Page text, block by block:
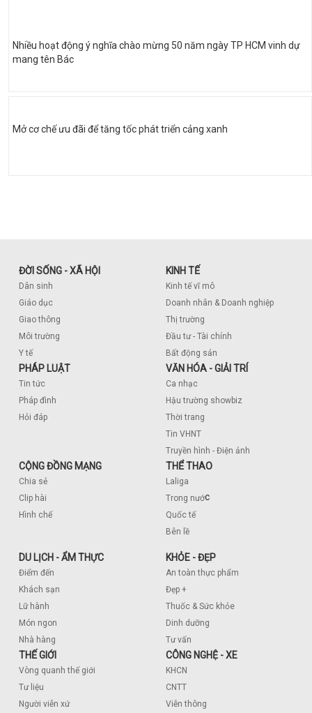
Nhiều hoạt động ý nghĩa chào mừng 50 năm ngày TP HCM vinh dự
mang tên Bác
Mở cơ chế ưu đãi để tăng tốc phát triển cảng xanh
ĐỜI SỐNG - XÃ HỘI
Dân sinh
Giáo dục
Giao thông
Môi trường
Y tế
KINH TẾ
Kinh tế vĩ mô
Doanh nhân & Doanh nghiệp
Thị trường
Đầu tư - Tài chính
Bất động sản
PHÁP LUẬT
Tin tức
Pháp đình
Hỏi đáp
VĂN HÓA - GIẢI TRÍ
Ca nhạc
Hậu trường showbiz
Thời trang
Tin VHNT
Truyền hình - Điện ảnh
CỘNG ĐỒNG MẠNG
Chia sẻ
Clip hài
Hình chế
THỂ THAO
Laliga
Trong nước
Quốc tế
Bên lề
DU LỊCH - ẨM THỰC
Điểm đến
Khách sạn
Lữ hành
Món ngon
Nhà hàng
KHỎE - ĐẸP
An toàn thực phẩm
Đẹp +
Thuốc & Sức khỏe
Dinh dưỡng
Tư vấn
THẾ GIỚI
Vòng quanh thế giới
Tư liệu
Người viễn xứ
CÔNG NGHỆ - XE
KHCN
CNTT
Viễn thông